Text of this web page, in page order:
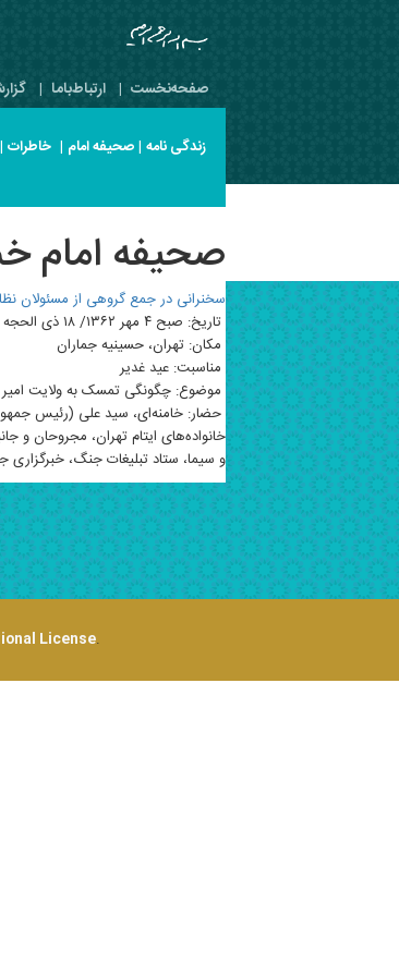
صفحه‌نخست | ارتباط‌با‌ما |
زندگی نامه |صحیفه امام | خاطرات |
صحیفه امام خمینی
سخنرانی در جمع گروهی از مسئولان
تاریخ: صبح ۴ مهر ۱۳۶۲/ ۱۸ ذی الحجه ۱۴۰۳
مکان: تهران، حسینیه جماران
مناسبت: عید غدیر
موضوع: چگونگی تمسک به ولایت
حضار: خامنه‌ای، سید علی (رئیس
خانواده‌های ایتام تهران، مجروحان و
و سیما، ستاد تبلیغات جنگ، خبرگزاری
License.